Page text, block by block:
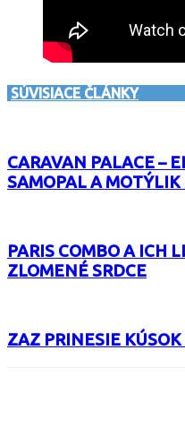
SÚVISIACE ČLÁNKY
CARAVAN PALACE –
SAMOPAL A
PARIS COMBO A ICH
ZLOMENÉ SRDCE
ZAZ PRINESIE